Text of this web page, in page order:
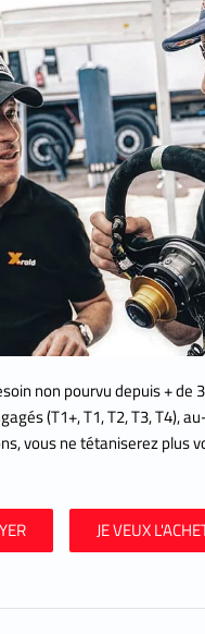
non pourvu depuis +
(T1+, T1, T2, T3, T4),
vous ne tétaniserez plus
JE VEUX